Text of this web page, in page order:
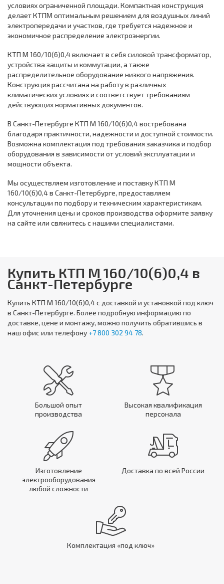
условиях ограниченной площади. Компактная конструкция
делает КТПМ оптимальным решением для воздушных линий
электропередачи и участков, где требуется надежное и
экономичное распределение электроэнергии.
КТП М 160/10(6)0,4 включает в себя силовой трансформатор,
устройства защиты и коммутации, а также
распределительное оборудование низкого напряжения.
Конструкция рассчитана на работу в различных
климатических условиях и соответствует требованиям
действующих нормативных документов.
В Санкт-Петербурге КТП М 160/10(6)0,4 востребована
благодаря практичности, надежности и доступной стоимости.
Возможна комплектация под требования заказчика и подбор
оборудования в зависимости от условий эксплуатации и
мощности объекта.
Мы осуществляем изготовление и поставку КТП М
160/10(6)0,4 в Санкт-Петербурге, предоставляем
консультации по подбору и техническим характеристикам.
Для уточнения цены и сроков производства оформите заявку
на сайте или свяжитесь с нашими специалистами.
Купить КТП М 160/10(6)0,4 в
Санкт-Петербурге
Купить КТП М 160/10(6)0,4с доставкой и установкой под ключ
в Санкт-Петербурге. Более подробную информацию по
доставке, цене и монтажу, можно получить обратившись в
наш офис или телефону +7 800 302 94 78.
Большой опыт
производства
Высокая квалификация
персонала
Изготовление
электрооборудования
любой сложности
Доставка по всей России
Комплектация «под ключ»